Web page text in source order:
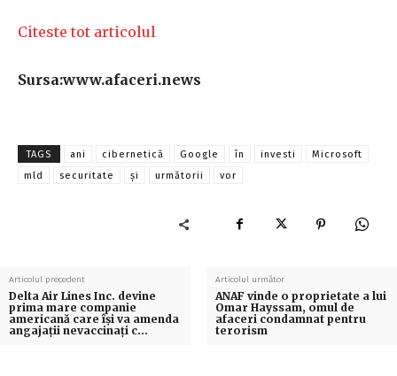
Citeste tot articolul
Sursa:www.afaceri.news
TAGS ani cibernetică Google în investi
Microsoft
mld
securitate și următorii vor
Articolul precedent
Delta Air Lines Inc. devine
prima mare companie
americană care îşi va amenda
angajaţii nevaccinaţi c…
Articolul următor
ANAF vinde o proprietate a lui
Omar Hayssam, omul de
afaceri condamnat pentru
terorism